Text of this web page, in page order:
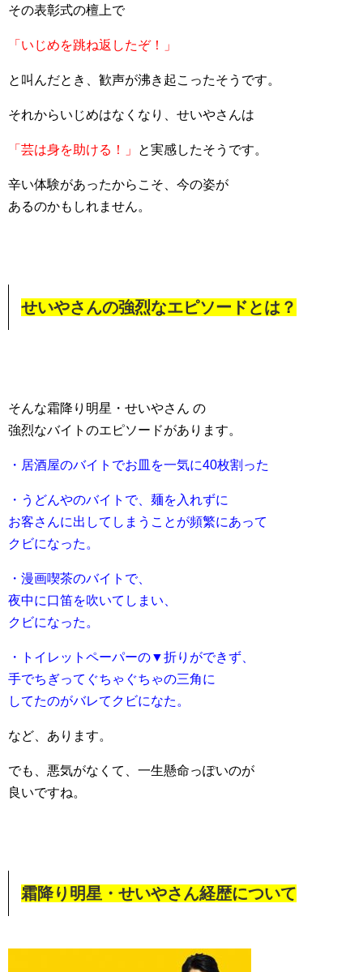
その表彰式の檀上で
「いじめを跳ね返したぞ！」
と叫んだとき、歓声が沸き起こったそうです。
それからいじめはなくなり、せいやさんは
「芸は身を助ける！」 と実感したそうです。
辛い体験があったからこそ、今の姿が
あるのかもしれません。
せいやさんの強烈なエピソードとは？
そんな霜降り明星・せいやさん の
強烈なバイトのエピソードがあります。
・居酒屋のバイトでお皿を一気に40枚割った
・うどんやのバイトで、麺を入れずに
お客さんに出してしまうことが頻繁にあって
クビになった。
・漫画喫茶のバイトで、
夜中に口笛を吹いてしまい、
クビになった。
・トイレットペーパーの▼折りができず、
手でちぎってぐちゃぐちゃの三角に
してたのがバレてクビになた。
など、あります。
でも、悪気がなくて、一生懸命っぽいのが
良いですね。
霜降り明星・せいやさん経歴について